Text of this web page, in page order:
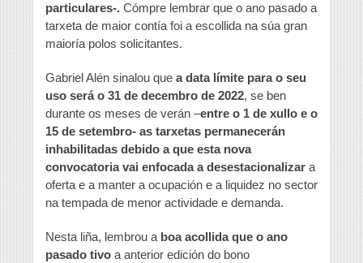
particulares-. Cómpre lembrar que o ano pasado a
tarxeta de maior contía foi a escollida na súa gran
maioría polos solicitantes.
Gabriel Alén sinalou que a data límite para o seu
uso será o 31 de decembro de 2022, se ben
durante os meses de verán –entre o 1 de xullo e o
15 de setembro- as tarxetas permanecerán
inhabilitadas debido a que esta nova
convocatoria vai enfocada a desestacionalizar a
oferta e a manter a ocupación e a liquidez no sector
na tempada de menor actividade e demanda.
Nesta liña, lembrou a boa acollida que o ano
pasado tivo a anterior edición do bono